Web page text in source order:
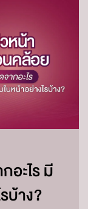
อะไร มี
บ้าง?